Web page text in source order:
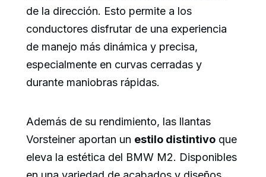
de la dirección. Esto permite a los
conductores disfrutar de una experiencia
de manejo más dinámica y precisa,
especialmente en curvas cerradas y
durante maniobras rápidas.
Además de su rendimiento, las llantas
Vorsteiner aportan un estilo distintivo que
eleva la estética del BMW M2. Disponibles